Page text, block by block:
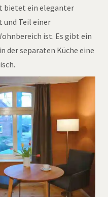
bietet ein eleganter
und Teil einer
ist. Es gibt ein
der separaten Küche eine